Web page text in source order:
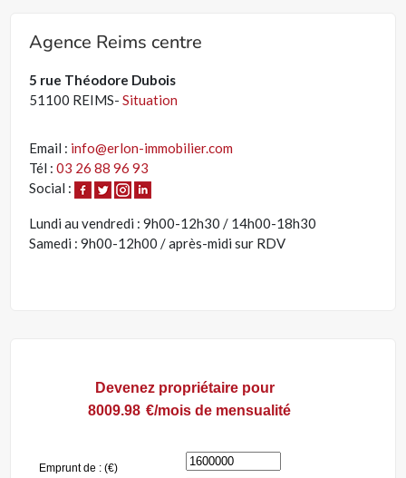
Agence Reims centre
5 rue Théodore Dubois
51100 REIMS-Situation
Email : info@erlon-immobilier.com
Tél :03 26 88 96 93
Social :
Lundi au vendredi : 9h00-12h30 / 14h00-18h30
Samedi : 9h00-12h00 / après-midi sur RDV